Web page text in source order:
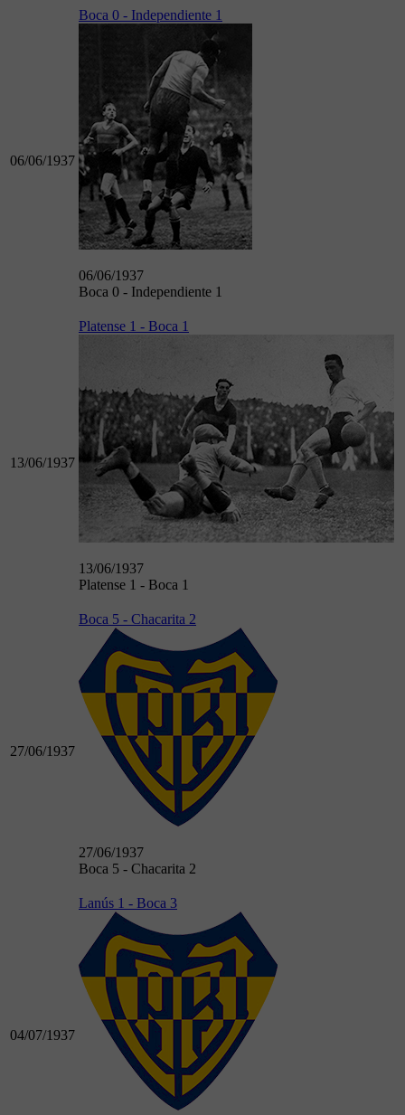
06/06/1937
Boca 0 - Independiente 1
06/06/1937
Boca 0 - Independiente 1
13/06/1937
Platense 1 - Boca 1
13/06/1937
Platense 1 - Boca 1
27/06/1937
Boca 5 - Chacarita 2
27/06/1937
Boca 5 - Chacarita 2
04/07/1937
Lanús 1 - Boca 3